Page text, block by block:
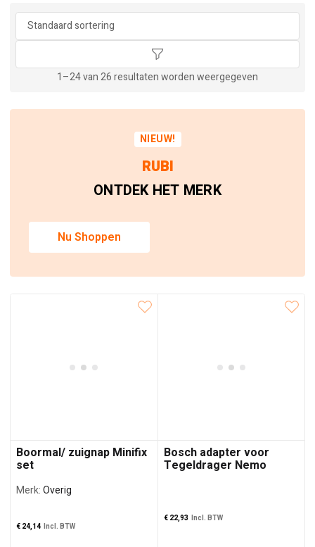
1–24 van 26 resultaten worden weergegeven
NIEUW!
RUBI
ONTDEK HET MERK
Nu Shoppen
Boormal/ zuignap Minifix
set
€ 24,14 Incl. BTW
Merk:Overig
Bosch adapter voor
Tegeldrager Nemo
€22,93 Incl. BTW